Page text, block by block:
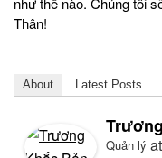
Thân!
About Latest Posts
Quản lý at